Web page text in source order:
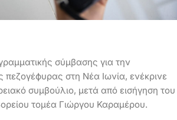
σύμβασης για την
πεζογέϕυρας στη Νέα Ιωνία, ενέκρινε
συμβούλιο, μετά από εισήγηση του
τομέα Γιώργου Καραμέρου.